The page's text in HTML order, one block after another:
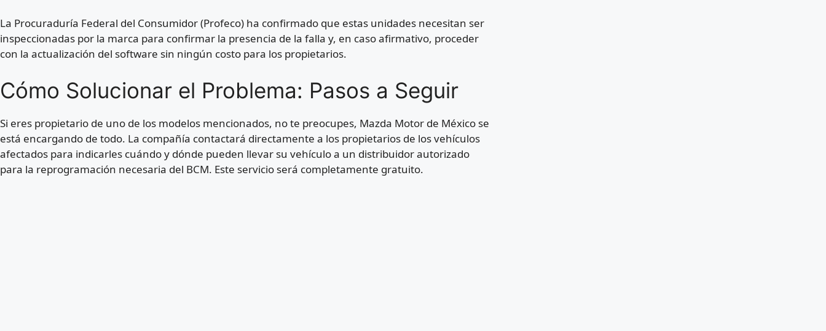
La Procuraduría Federal del Consumidor (Profeco) ha confirmado que estas unidades necesitan ser
inspeccionadas por la marca para confirmar la presencia de la falla y, en caso afirmativo, proceder
con la actualización del software sin ningún costo para los propietarios.
Cómo Solucionar el Problema: Pasos a Seguir
Si eres propietario de uno de los modelos mencionados, no te preocupes, Mazda Motor de México se
está encargando de todo. La compañía contactará directamente a los propietarios de los vehículos
afectados para indicarles cuándo y dónde pueden llevar su vehículo a un distribuidor autorizado
para la reprogramación necesaria del BCM. Este servicio será completamente gratuito.